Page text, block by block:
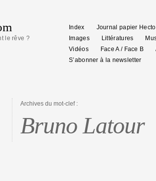
le rêve ?
Index Journal papier
Images
Littératures
Vidéos
Face A / Face B
S’abonner à la newsletter
Archives du mot-clef :
Bruno Latour